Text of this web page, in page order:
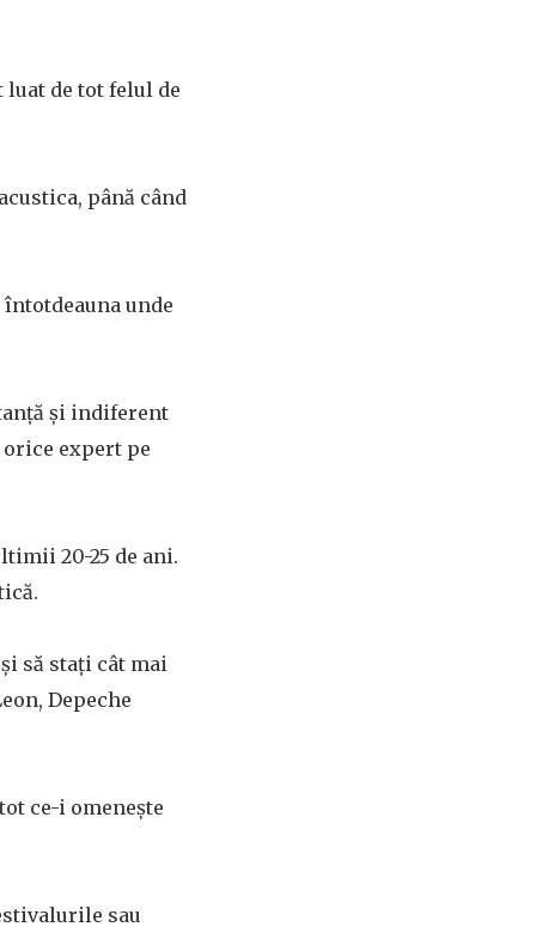
de tot felul de
până când
unde
și indiferent
orice expert pe
20-25 de ani.
să stați cât mai
Depeche
ce-i omenește
sau